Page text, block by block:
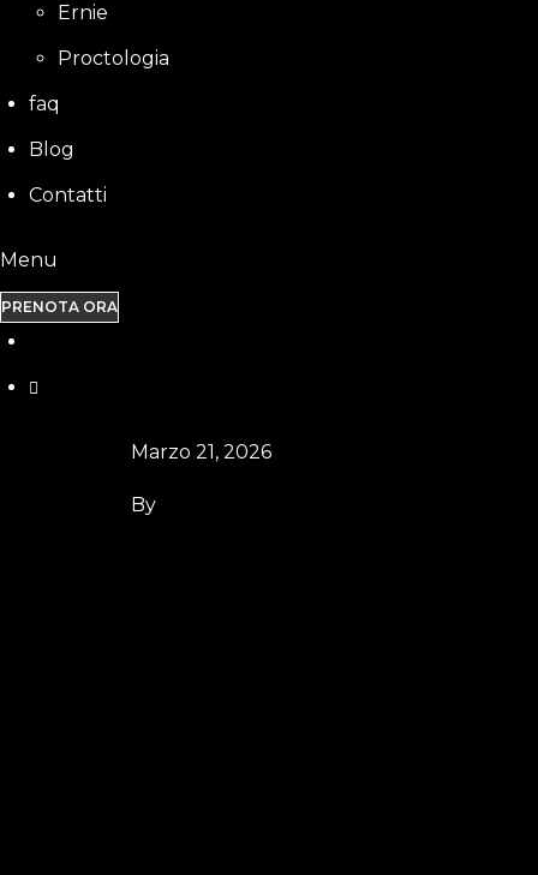
Ernie
Proctologia
faq
Blog
Contatti
Menu
PRENOTA ORA
Marzo 21, 2026
By